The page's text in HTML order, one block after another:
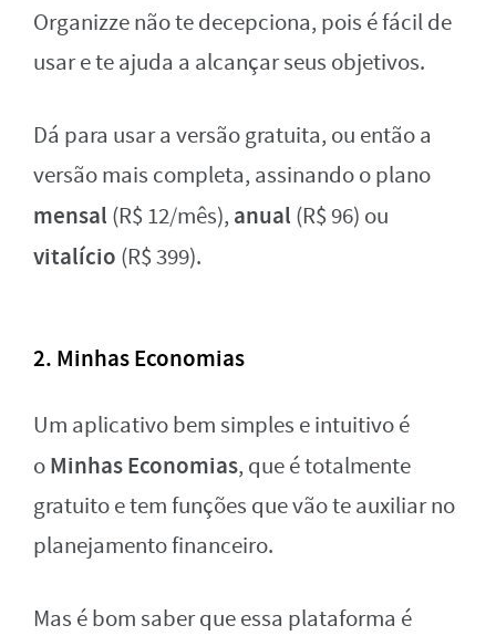
Organizze não te decepciona, pois é fácil de
usar e te ajuda a alcançar seus objetivos.
Dá para usar a versão gratuita, ou então a
versão mais completa, assinando o plano
mensal (R$ 12/mês), anual (R$ 96) ou
vitalício (R$ 399).
2. Minhas Economias
Um aplicativo bem simples e intuitivo é
oMinhas Economias, que é totalmente
gratuito e tem funções que vão te auxiliar no
planejamento financeiro.
Mas é bom saber que essa plataforma é